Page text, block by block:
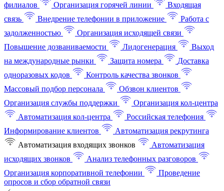
филиалов
Организация горячей линии
Входящая
связь
Внедрение телефонии в приложение
Работа с
задолженностью
Организация исходящей связи
Повышение дозваниваемости
Лидогенерация
Выход
на международные рынки
Защита номера
Доставка
одноразовых кодов
Контроль качества звонков
Массовый подбор персонала
Обзвон клиентов
Организация службы поддержки
Организация кол-центра
Автоматизация кол-центра
Российская телефония
Информирование клиентов
Автоматизация рекрутинга
Автоматизация входящих звонков
Автоматизация
исходящих звонков
Анализ телефонных разговоров
Организация корпоративной телефонии
Проведение
опросов и сбор обратной связи